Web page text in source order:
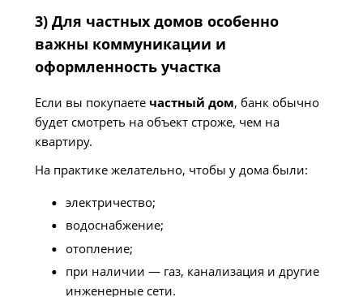
3) Для частных домов особенно
важны коммуникации и
оформленность участка
Если вы покупаете частный дом, банк обычно
будет смотреть на объект строже, чем на
квартиру.
На практике желательно, чтобы у дома были:
электричество;
водоснабжение;
отопление;
при наличии — газ, канализация и другие
инженерные сети.